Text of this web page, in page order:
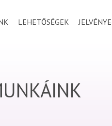
LEHETŐSÉGEK